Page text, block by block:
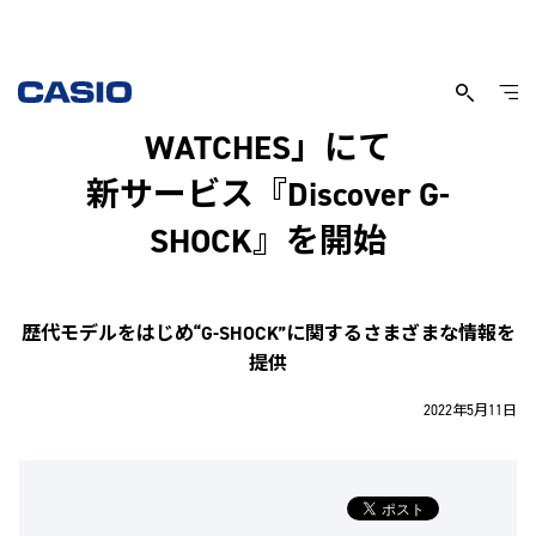
時計用アプリ「CASIO
WATCHES」にて
新サービス『Discover G-
SHOCK』を開始
歴代モデルをはじめ“G-SHOCK”に関するさまざまな情報を
提供
2022年5月11日